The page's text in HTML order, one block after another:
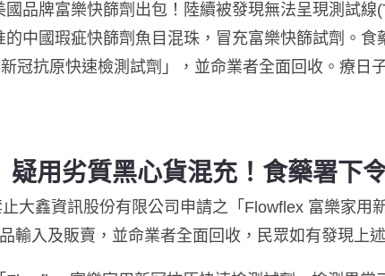
國品牌富樂快篩劑出包！陸續被發現無法呈現測試
中國瑕疵快篩劑魚目混珠，冒充富樂快篩試劑。
新冠抗原快速檢測試劑」，並命業者全面回收。療
疑用劣質黑心貨混充！食藥署下
大鑫資訊股份有限公司申請之「Flowflex 富樂家用
輸入及販賣，並命業者全面回收，民眾如有發現上